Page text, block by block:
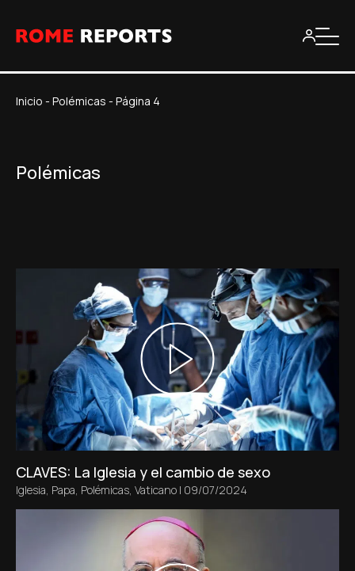
Inicio - Polémicas - Página 4
Polémicas
CLAVES: La Iglesia y el cambio de sexo
Iglesia, Papa, Polémicas, Vaticano | 09/07/2024